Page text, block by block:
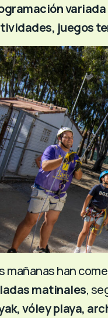
juegos
mañanas han
matinales,
vóley playa,